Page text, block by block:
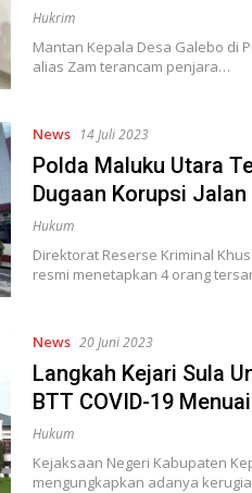
Hukrim
Mantan Kepala Desa Galebo di
alias Zam terancam penjara…
News 14 Juli 2023
Polda Maluku Utara
Dugaan Korupsi
Hukum
Direktorat Reserse Kriminal
resmi menetapkan 4 orang
News 20 Juni 2023
Langkah Kejari Sula
BTT COVID-19
Hukum
Kejaksaan Negeri Kabupaten
mengungkapkan adanya